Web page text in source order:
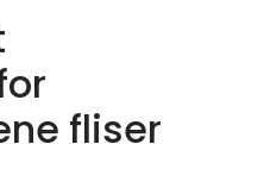
fliser